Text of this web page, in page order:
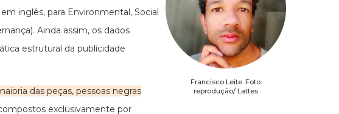
Francisco Leite. Foto:
reprodução/ Lattes
inglês, para Environmental, Social
Ainda assim, os dados
estrutural da publicidade
das peças, pessoas negras
exclusivamente por